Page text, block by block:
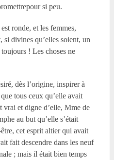
si peu.
ronde, et les femmes,
si divines qu’elles soient, un
! Les choses ne
dès l’origine, inspirer à
tous ceux qu’elle avait
vrai et digne d’elle, Mme de
au but qu’elle s’était
cet esprit altier qui avait
fait descendre dans les neuf
; mais il était bien temps